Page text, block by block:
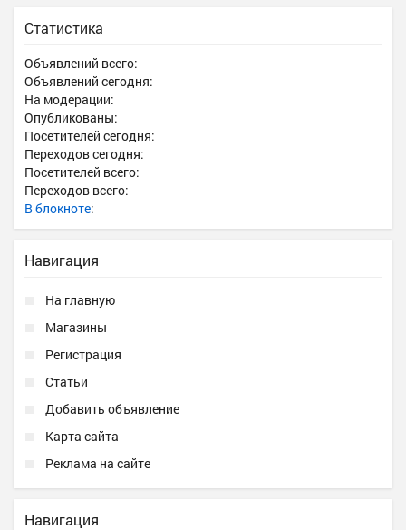
Статистика
Объявлений всего:
Объявлений сегодня:
На модерации:
Опубликованы:
Посетителей сегодня:
Переходов сегодня:
Посетителей всего:
Переходов всего:
В блокноте:
Навигация
На главную
Магазины
Регистрация
Статьи
Добавить объявление
Карта сайта
Реклама на сайте
Навигация